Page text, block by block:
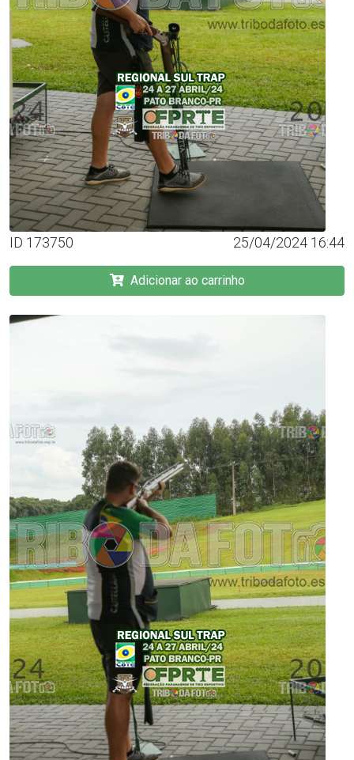
ID 173750 25/04/2024 16:44
Adicionar ao carrinho